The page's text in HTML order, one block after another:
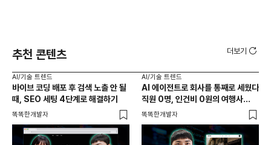
추천 콘텐츠 더보기
AI/기술 트렌드
바이브 코딩 배포 후 검색 노출 안 될
때, SEO 세팅 4단계로 해결하기
똑똑한개발자
AI/기술 트렌드
AI 에이전트로 회사를 통째로 세웠다
직원 0명, 인건비 0원의 여행사
제작기
똑똑한개발자